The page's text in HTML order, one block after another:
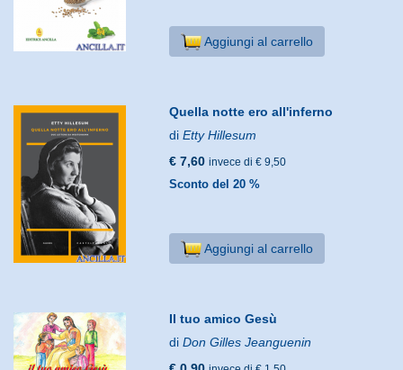
Aggiungi al carrello
Quella notte ero all'inferno
diEtty Hillesum
€ 7,60 invece di € 9,50
Sconto del 20 %
Aggiungi al carrello
Il tuo amico Gesù
diDon Gilles Jeanguenin